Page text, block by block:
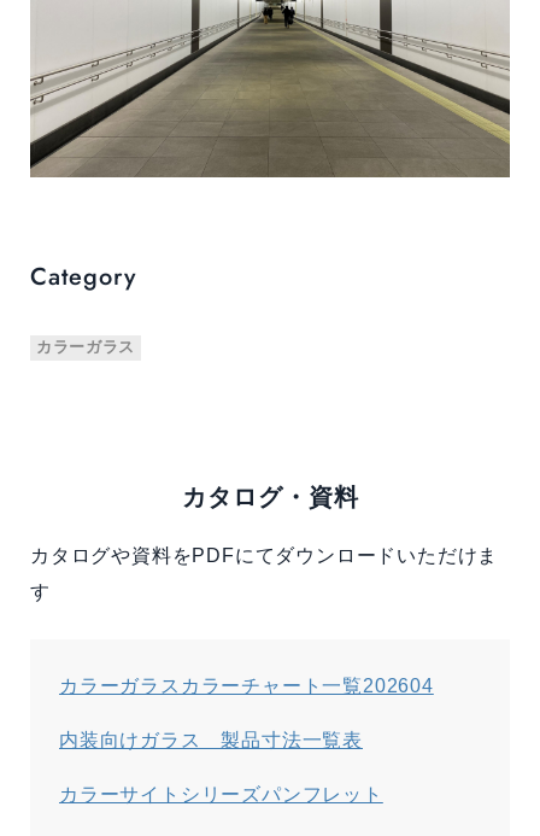
Category
カラーガラス
カタログ・資料
カタログや資料をPDFにてダウンロードいただけま
す
カラーガラスカラーチャート一覧202604
内装向けガラス 製品寸法一覧表
カラーサイトシリーズパンフレット